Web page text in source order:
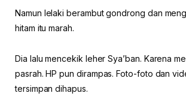
Namun lelaki berambut gondrong dan
hitam itu marah.
Dia lalu mencekik leher Sya’ban. Karena
pasrah. HP pun dirampas. Foto-foto dan
tersimpan dihapus.